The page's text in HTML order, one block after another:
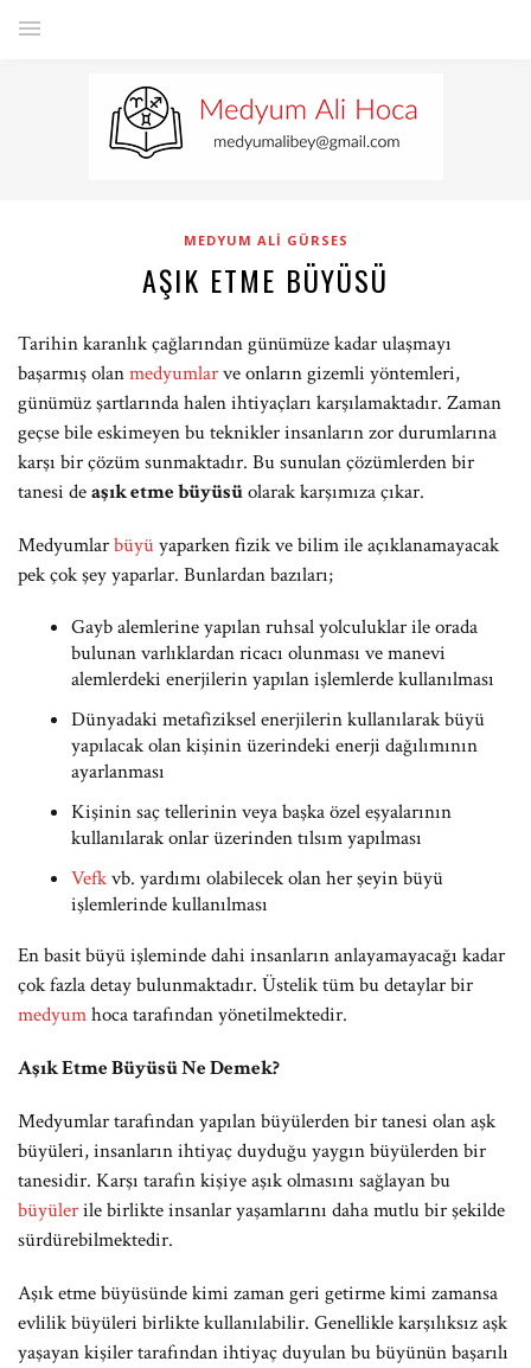
MEDYUM ALI GÜRSES
AŞIK ETME BÜYÜSÜ
Tarihin karanlık çağlarından günümüze kadar ulaşmayı
başarmış olanmedyumlarve onların gizemli yöntemleri,
günümüz şartlarında halen ihtiyaçları karşılamaktadır. Zaman
geçse bile eskimeyen bu teknikler insanların zor durumlarına
karşı bir çözüm sunmaktadır. Bu sunulan çözümlerden bir
tanesi deaşık etme büyüsüolarak karşımıza çıkar.
Medyumlarbüyüyaparken fizik ve bilim ile açıklanamayacak
pek çok şey yaparlar. Bunlardan bazıları;
Gayb alemlerine yapılan ruhsal yolculuklar ile orada
bulunan varlıklardan ricacı olunması ve manevi
alemlerdeki enerjilerin yapılan işlemlerde kullanılması
Dünyadaki metafiziksel enerjilerin kullanılarak büyü
yapılacak olan kişinin üzerindeki enerji dağılımının
ayarlanması
Kişinin saç tellerinin veya başka özel eşyalarının
kullanılarak onlar üzerinden tılsım yapılması
Vefkvb. yardımı olabilecek olan her şeyin büyü
işlemlerinde kullanılması
En basit büyü işleminde dahi insanların anlayamayacağı kadar
çok fazla detay bulunmaktadır. Üstelik tüm bu detaylar bir
medyumhoca tarafından yönetilmektedir.
Aşık Etme Büyüsü Ne Demek?
Medyumlar tarafından yapılan büyülerden bir tanesi olan aşk
büyüleri, insanların ihtiyaç duyduğu yaygın büyülerden bir
tanesidir. Karşı tarafın kişiye aşık olmasını sağlayan bu
büyülerile birlikte insanlar yaşamlarını daha mutlu bir şekilde
sürdürebilmektedir.
Aşık etme büyüsünde kimi zaman geri getirme kimi zamansa
evlilik büyüleri birlikte kullanılabilir. Genellikle karşılıksız aşk
yaşayan kişiler tarafından ihtiyaç duyulan bu büyünün başarılı